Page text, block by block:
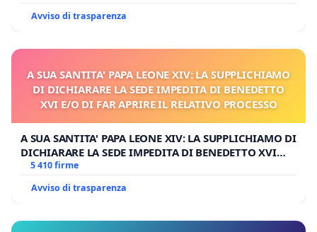
Avviso di trasparenza
A SUA SANTITA' PAPA LEONE XIV: LA SUPPLICHIAMO
DI DICHIARARE LA SEDE IMPEDITA DI BENEDETTO
XVI E/O DI FAR APRIRE IL RELATIVO PROCESSO
A SUA SANTITA' PAPA LEONE XIV: LA SUPPLICHIAMO DI
DICHIARARE LA SEDE IMPEDITA DI BENEDETTO XVI
E/O DI FAR APRIRE IL RELATIVO PROCESSO
5 410 firme
Avviso di trasparenza